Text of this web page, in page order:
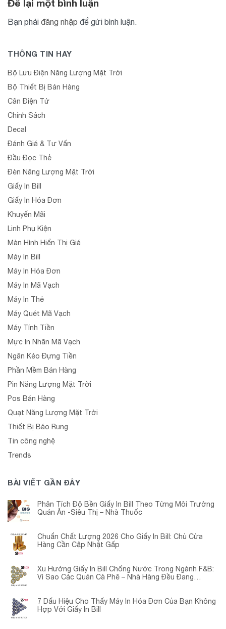
Để lại một bình luận
Bạn phải đăng nhập để gửi bình luận.
THÔNG TIN HAY
Bộ Lưu Điện Năng Lượng Mặt Trời
Bộ Thiết Bị Bán Hàng
Cân Điện Tử
Chính Sách
Decal
Đánh Giá & Tư Vấn
Đầu Đọc Thẻ
Đèn Năng Lượng Mặt Trời
Giấy In Bill
Giấy In Hóa Đơn
Khuyến Mãi
Linh Phụ Kiện
Màn Hình Hiển Thị Giá
Máy In Bill
Máy In Hóa Đơn
Máy In Mã Vạch
Máy In Thẻ
Máy Quét Mã Vạch
Máy Tính Tiền
Mực In Nhãn Mã Vạch
Ngăn Kéo Đựng Tiền
Phần Mềm Bán Hàng
Pin Năng Lượng Mặt Trời
Pos Bán Hàng
Quạt Năng Lượng Mặt Trời
Thiết Bị Báo Rung
Tin công nghệ
Trends
BÀI VIẾT GẦN ĐÂY
Phân Tích Độ Bền Giấy In Bill Theo Từng Môi Trường
Quán Ăn -Siêu Thị – Nhà Thuốc
Chuẩn Chất Lượng 2026 Cho Giấy In Bill: Chủ Cửa
Hàng Cần Cập Nhật Gấp
Xu Hướng Giấy In Bill Chống Nước Trong Ngành F&B:
Vì Sao Các Quán Cà Phê – Nhà Hàng Đều Đang
7 Dấu Hiệu Cho Thấy Máy In Hóa Đơn Của Bạn Không
Hợp Với Giấy In Bill